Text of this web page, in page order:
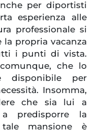
per diportisti
esperienza alle
professionale si
propria vacanza
i punti di vista.
che lo
disponibile per
Insomma,
che sia lui a
predisporre la
mansione è